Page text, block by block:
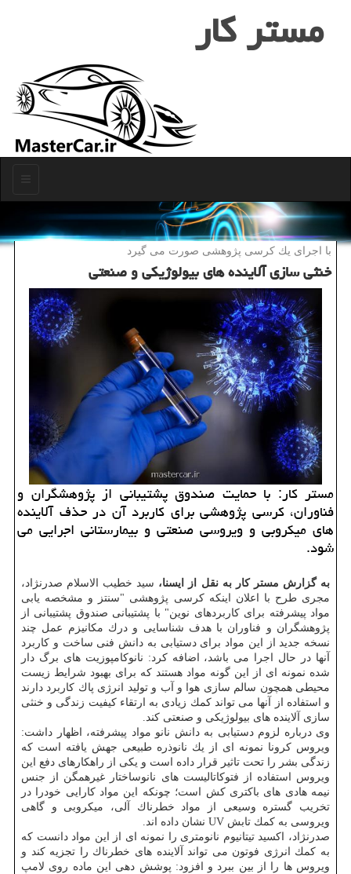
مستر كار
با اجرای یك كرسی پژوهشی صورت می گیرد
خنثی سازی آلاینده های بیولوژیكی و صنعتی
مستر كار: با حمایت صندوق پشتیبانی از پژوهشگران و
فناوران، كرسی پژوهشی برای كاربرد آن در حذف آلاینده
های میكروبی و ویروسی صنعتی و بیمارستانی اجرایی می
شود.
به گزارش مستر كار به نقل از ایسنا، سید خطیب الاسلام صدرنژاد،
مجری طرح با اعلان اینكه كرسی پژوهشی "سنتز و مشخصه یابی
مواد پیشرفته برای كاربردهای نوین" با پشتیبانی صندوق پشتیبانی از
پژوهشگران و فناوران با هدف شناسایی و درك مكانیزم عمل چند
نسخه جدید از این مواد برای دستیابی به دانش فنی ساخت و كاربرد
آنها در حال اجرا می باشد، اضافه كرد: نانوكامپوزیت های برگ دار
شده نمونه ای از این گونه مواد هستند كه برای بهبود شرایط زیست
محیطی همچون سالم سازی هوا و آب و تولید انرژی پاك كاربرد دارند
و استفاده از آنها می تواند كمك زیادی به ارتقاء كیفیت زندگی و خنثی
سازی آلاینده های بیولوژیكی و صنعتی كند.
وی درباره لزوم دستیابی به دانش نانو مواد پیشرفته، اظهار داشت:
ویروس كرونا نمونه ای از یك نانوذره طبیعی جهش یافته است كه
زندگی بشر را تحت تاثیر قرار داده است و یكی از راهكارهای دفع این
ویروس استفاده از فتوكاتالیست های نانوساختار غیرهمگن از جنس
نیمه هادی های باكتری كش است؛ چونكه این مواد كارایی خودرا در
تخریب گستره وسیعی از مواد خطرناك آلی، میكروبی و گاهی
ویروسی به كمك تابش UV نشان داده اند.
صدرنژاد، اكسید تیتانیوم نانومتری را نمونه ای از این مواد دانست كه
به كمك انرژی فوتون می تواند آلاینده های خطرناك را تجزیه كند و
ویروس ها را از بین ببرد و افزود: پوشش دهی این ماده روی لامپ